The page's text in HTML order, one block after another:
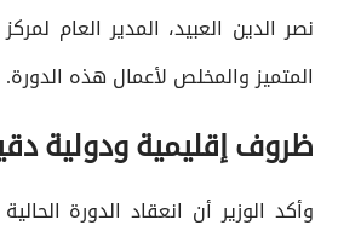
نصر الدين العبيد، المدير العام
المتميز والمخلص لأعمال هذه الدورة.
ظروف إقليمية ودولية
وأكد الوزير أن انعقاد الدورة